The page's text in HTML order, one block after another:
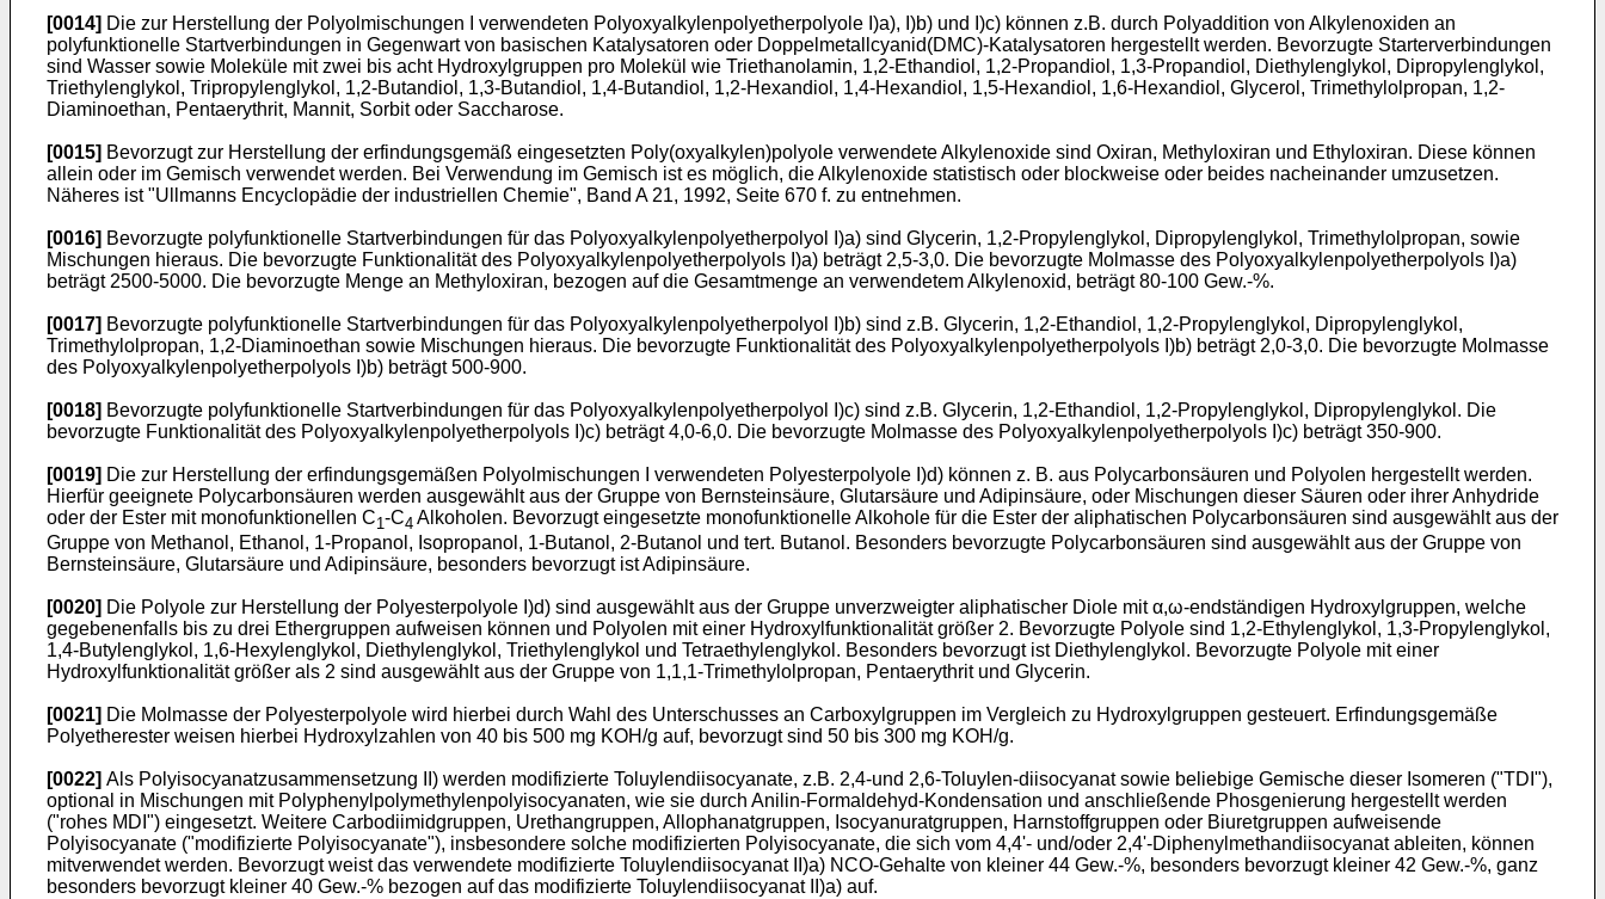
[0014] Die zur Herstellung der Polyolmischungen I verwendeten Polyoxyalkylenpolyetherpolyole I)a), I)b) und I)c) können z.B. durch Polyaddition von Alkylenoxiden an
polyfunktionelle Startverbindungen in Gegenwart von basischen Katalysatoren oder Doppelmetallcyanid(DMC)-Katalysatoren hergestellt werden. Bevorzugte Starterverbindungen
sind Wasser sowie Moleküle mit zwei bis acht Hydroxylgruppen pro Molekül wie Triethanolamin, 1,2-Ethandiol, 1,2-Propandiol, 1,3-Propandiol, Diethylenglykol, Dipropylenglykol,
Triethylenglykol, Tripropylenglykol, 1,2-Butandiol, 1,3-Butandiol, 1,4-Butandiol, 1,2-Hexandiol, 1,4-Hexandiol, 1,5-Hexandiol, 1,6-Hexandiol, Glycerol, Trimethylolpropan, 1,2-
Diaminoethan, Pentaerythrit, Mannit, Sorbit oder Saccharose.
[0015] Bevorzugt zur Herstellung der erfindungsgemäß eingesetzten Poly(oxyalkylen)polyole verwendete Alkylenoxide sind Oxiran, Methyloxiran und Ethyloxiran. Diese können
allein oder im Gemisch verwendet werden. Bei Verwendung im Gemisch ist es möglich, die Alkylenoxide statistisch oder blockweise oder beides nacheinander umzusetzen.
Näheres ist "Ullmanns Encyclopädie der industriellen Chemie", Band A 21, 1992, Seite 670 f. zu entnehmen.
[0016] Bevorzugte polyfunktionelle Startverbindungen für das Polyoxyalkylenpolyetherpolyol I)a) sind Glycerin, 1,2-Propylenglykol, Dipropylenglykol, Trimethylolpropan, sowie
Mischungen hieraus. Die bevorzugte Funktionalität des Polyoxyalkylenpolyetherpolyols I)a) beträgt 2,5-3,0. Die bevorzugte Molmasse des Polyoxyalkylenpolyetherpolyols I)a)
beträgt 2500-5000. Die bevorzugte Menge an Methyloxiran, bezogen auf die Gesamtmenge an verwendetem Alkylenoxid, beträgt 80-100 Gew.-%.
[0017] Bevorzugte polyfunktionelle Startverbindungen für das Polyoxyalkylenpolyetherpolyol I)b) sind z.B. Glycerin, 1,2-Ethandiol, 1,2-Propylenglykol, Dipropylenglykol,
Trimethylolpropan, 1,2-Diaminoethan sowie Mischungen hieraus. Die bevorzugte Funktionalität des Polyoxyalkylenpolyetherpolyols I)b) beträgt 2,0-3,0. Die bevorzugte Molmasse
des Polyoxyalkylenpolyetherpolyols I)b) beträgt 500-900.
[0018] Bevorzugte polyfunktionelle Startverbindungen für das Polyoxyalkylenpolyetherpolyol I)c) sind z.B. Glycerin, 1,2-Ethandiol, 1,2-Propylenglykol, Dipropylenglykol. Die
bevorzugte Funktionalität des Polyoxyalkylenpolyetherpolyols I)c) beträgt 4,0-6,0. Die bevorzugte Molmasse des Polyoxyalkylenpolyetherpolyols I)c) beträgt 350-900.
[0019] Die zur Herstellung der erfindungsgemäßen Polyolmischungen I verwendeten Polyesterpolyole I)d) können z. B. aus Polycarbonsäuren und Polyolen hergestellt werden.
Hierfür geeignete Polycarbonsäuren werden ausgewählt aus der Gruppe von Bernsteinsäure, Glutarsäure und Adipinsäure, oder Mischungen dieser Säuren oder ihrer Anhydride
oder der Ester mit monofunktionellen C1-C4 Alkoholen. Bevorzugt eingesetzte monofunktionelle Alkohole für die Ester der aliphatischen Polycarbonsäuren sind ausgewählt aus der
Gruppe von Methanol, Ethanol, 1-Propanol, Isopropanol, 1-Butanol, 2-Butanol und tert. Butanol. Besonders bevorzugte Polycarbonsäuren sind ausgewählt aus der Gruppe von
Bernsteinsäure, Glutarsäure und Adipinsäure, besonders bevorzugt ist Adipinsäure.
[0020] Die Polyole zur Herstellung der Polyesterpolyole I)d) sind ausgewählt aus der Gruppe unverzweigter aliphatischer Diole mit α,ω-endständigen Hydroxylgruppen, welche
gegebenenfalls bis zu drei Ethergruppen aufweisen können und Polyolen mit einer Hydroxylfunktionalität größer 2. Bevorzugte Polyole sind 1,2-Ethylenglykol, 1,3-Propylenglykol,
1,4-Butylenglykol, 1,6-Hexylenglykol, Diethylenglykol, Triethylenglykol und Tetraethylenglykol. Besonders bevorzugt ist Diethylenglykol. Bevorzugte Polyole mit einer
Hydroxylfunktionalität größer als 2 sind ausgewählt aus der Gruppe von 1,1,1-Trimethylolpropan, Pentaerythrit und Glycerin.
[0021] Die Molmasse der Polyesterpolyole wird hierbei durch Wahl des Unterschusses an Carboxylgruppen im Vergleich zu Hydroxylgruppen gesteuert. Erfindungsgemäße
Polyetherester weisen hierbei Hydroxylzahlen von 40 bis 500 mg KOH/g auf, bevorzugt sind 50 bis 300 mg KOH/g.
[0022] Als Polyisocyanatzusammensetzung II) werden modifizierte Toluylendiisocyanate, z.B. 2,4-und 2,6-Toluylen-diisocyanat sowie beliebige Gemische dieser Isomeren ("TDI"),
optional in Mischungen mit Polyphenylpolymethylenpolyisocyanaten, wie sie durch Anilin-Formaldehyd-Kondensation und anschließende Phosgenierung hergestellt werden
("rohes MDI") eingesetzt. Weitere Carbodiimidgruppen, Urethangruppen, Allophanatgruppen, Isocyanuratgruppen, Harnstoffgruppen oder Biuretgruppen aufweisende
Polyisocyanate ("modifizierte Polyisocyanate"), insbesondere solche modifizierten Polyisocyanate, die sich vom 4,4'- und/oder 2,4'-Diphenylmethandiisocyanat ableiten, können
mitverwendet werden. Bevorzugt weist das verwendete modifizierte Toluylendiisocyanat II)a) NCO-Gehalte von kleiner 44 Gew.-%, besonders bevorzugt kleiner 42 Gew.-%, ganz
besonders bevorzugt kleiner 40 Gew.-% bezogen auf das modifizierte Toluylendiisocyanat II)a) auf.